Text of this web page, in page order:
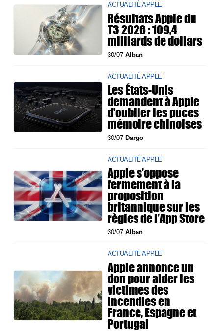
ACTUALITÉ APPLE
Résultats Apple du
T3 2026 : 109,4
milliards de dollars
30/07Alban
ACTUALITÉ APPLE
Les États-Unis
demandent à Apple
d'oublier les puces
mémoire chinoises
30/07 Dargo
ACTUALITÉ APPLE
Apple s’oppose
fermement à la
proposition
britannique sur les
règles de l’App Store
30/07Alban
ACTUALITÉ APPLE
Apple annonce un
don pour aider les
victimes des
incendies en
France, Espagne et
Portugal